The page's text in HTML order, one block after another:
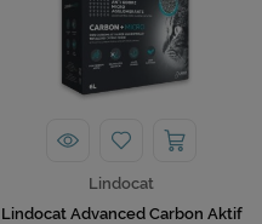
Lindocat
Lindocat Advanced Carbon Aktif